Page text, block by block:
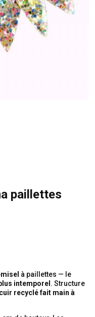
paillettes
à paillettes — le
intemporel. Structure
cuir recyclé fait main à